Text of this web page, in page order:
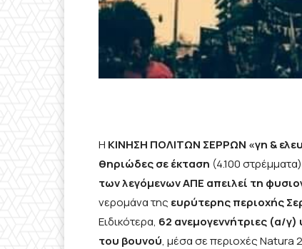
Η ΚΙΝΗΣΗ ΠΟΛΙΤΩΝ ΣΕΡΡΩΝ «γη &
θηριώδες σε έκταση (4.100 στρέμματα)
των λεγόμενων ΑΠΕ απειλεί τη
νερομάνα της ευρύτερης περιοχής
Ειδικότερα, 62 ανεμογεννήτριες (α/
του βουνού, μέσα σε περιοχές Natura